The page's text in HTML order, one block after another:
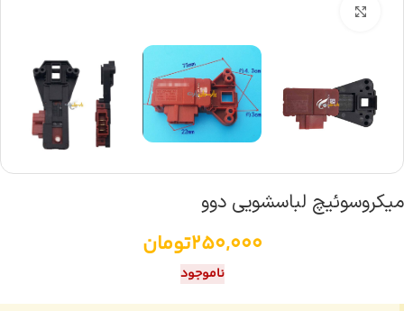
میکروسوئیچ لباسشویی دوو
250,000تومان
ناموجود